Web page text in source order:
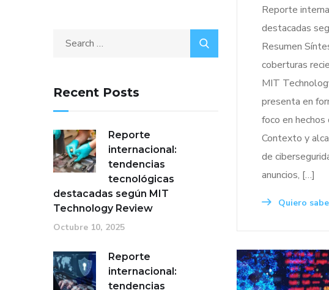
Reporte
destacadas
Resumen
coberturas
MIT
presenta en
foco en
Contexto y
de
anuncios, […]
Quiero
Recent Posts
Reporte
internacional:
tendencias
tecnológicas
destacadas según MIT
Technology Review
Octubre 10, 2025
Reporte
internacional:
tendencias